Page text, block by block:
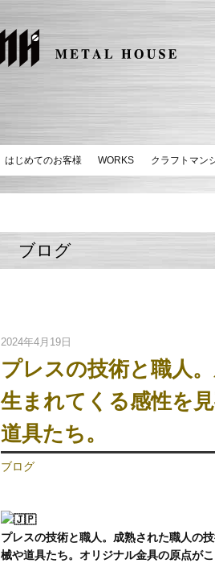
はじめてのお客様 WORKS クラフトマン
ブログ
2024年4月19日
プレスの技術と職人
生まれてくる感性を
道具たち。
ブログ
プレスの技術と職人。成熟された職人の
械や道具たち。オリジナル金具の原点がこ